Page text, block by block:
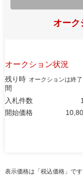
オーク
オークション状況
残り時
間
オークションは終了
入札件数 1
開始価格
表示価格は「税込価格」です